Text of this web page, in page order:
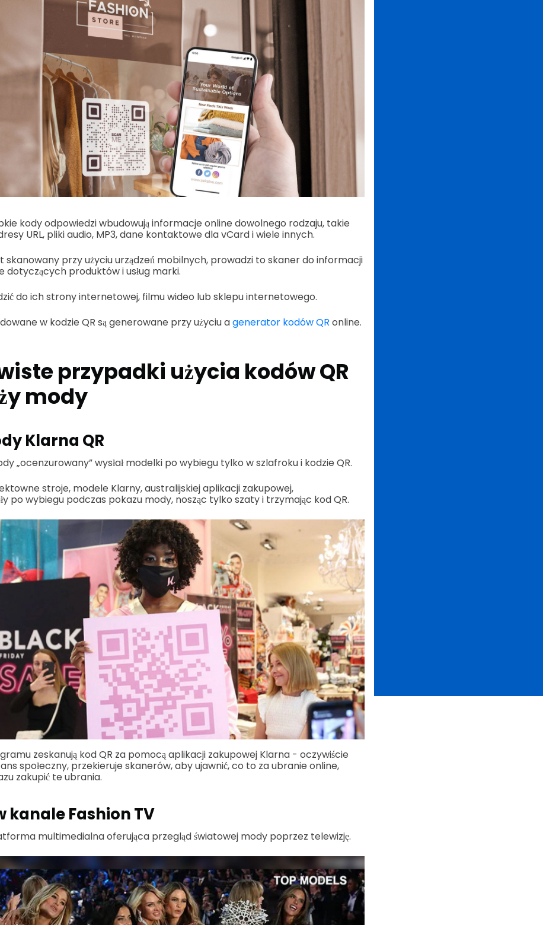
kody odpowiedzi wbudowują informacje online dowolnego rodzaju, takie
URL, pliki audio, MP3, dane kontaktowe dla vCard i wiele innych.
skanowany przy użyciu urządzeń mobilnych, prowadzi to skaner do informacji
dotyczących produktów i usług marki.
do ich strony internetowej, filmu wideo lub sklepu internetowego.
w kodzie QR są generowane przy użyciu agenerator kodów QR online.
przypadki użycia kodów QR
mody
Klarna QR
„ocenzurowany” wysłał modelki po wybiegu tylko w szlafroku i kodzie QR.
stroje, modele Klarny, australijskiej aplikacji zakupowej,
po wybiegu podczas pokazu mody, nosząc tylko szaty i trzymając kod QR.
zeskanują kod QR za pomocą aplikacji zakupowej Klarna - oczywiście
społeczny, przekieruje skanerów, aby ujawnić, co to za ubranie online,
zakupić te ubrania.
kanale Fashion TV
multimedialna oferująca przegląd światowej mody poprzez telewizję.